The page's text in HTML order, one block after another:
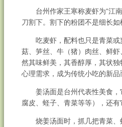
台州作家王寒称麦虾为“江南
刀割下。割下的粉团不是细长
吃麦虾，配料也只是青菜或
菇、笋丝、牛（猪）肉丝、鲜
然其味鲜美，其香醇厚，其状
心理需求，成为传统小吃的新
姜汤面是台州代表性美食，
腐皮、蛏子、青菜等等），还
烧姜汤面时，抓几把青菜、